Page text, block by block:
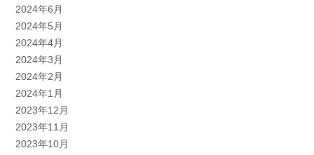
2024年6月
2024年5月
2024年4月
2024年3月
2024年2月
2024年1月
2023年12月
2023年11月
2023年10月